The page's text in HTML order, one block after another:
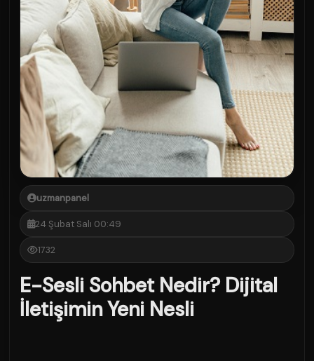
uzmanpanel
24 Şubat Salı 00:49
1732
E-Sesli Sohbet Nedir? Dijital
İletişimin Yeni Nesli